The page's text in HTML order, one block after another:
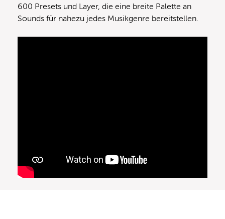
600 Presets und Layer, die eine breite Palette an
Sounds für nahezu jedes Musikgenre bereitstellen.